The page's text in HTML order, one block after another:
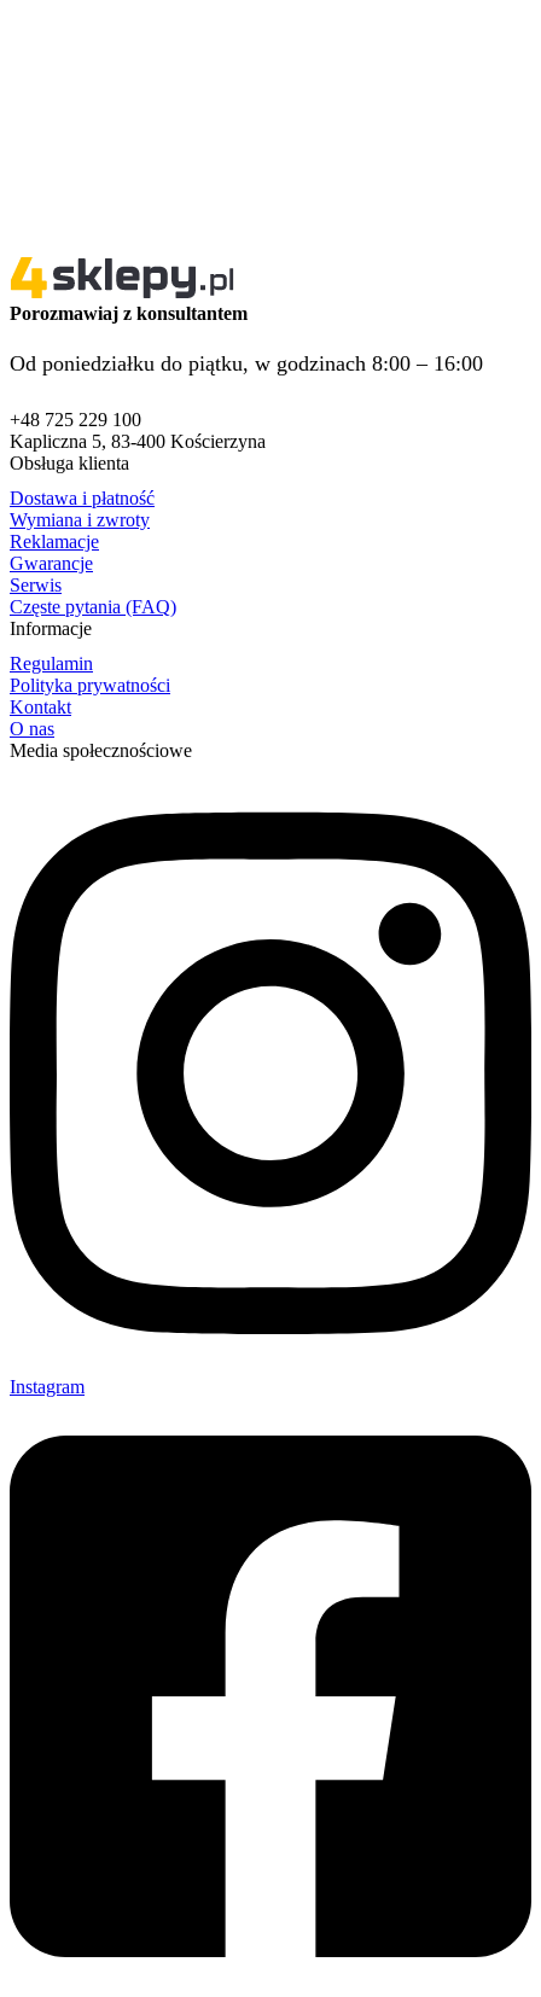
Porozmawiaj z konsultantem
Od poniedziałku do piątku, w godzinach 8:00 – 16:00
+48 725 229 100
Kapliczna 5, 83-400 Kościerzyna
Obsługa klienta
Dostawa i płatność
Wymiana i zwroty
Reklamacje
Gwarancje
Serwis
Częste pytania (FAQ)
Informacje
Regulamin
Polityka prywatności
Kontakt
O nas
Media społecznościowe
Instagram